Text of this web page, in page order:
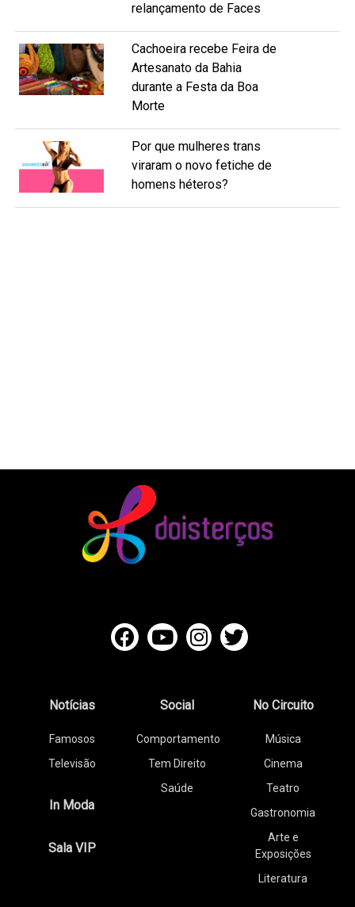
relançamento de Faces
Cachoeira recebe Feira de
Artesanato da Bahia
durante a Festa da Boa
Morte
Por que mulheres trans
viraram o novo fetiche de
homens héteros?
Notícias
Famosos
Televisão
In Moda
Sala VIP
Social
Comportamento
Tem Direito
Saúde
No Circuito
Música
Cinema
Teatro
Gastronomia
Arte e
Exposições
Literatura